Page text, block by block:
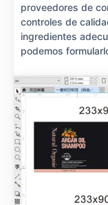
proveedores de
controles de
ingredientes
podemos